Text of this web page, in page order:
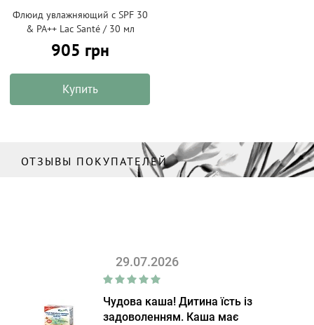
Флюид увлажняющий с SPF 30
& PA++ Lac Santé / 30 мл
905 грн
Купить
ОТЗЫВЫ ПОКУПАТЕЛЕЙ
29.07.2026
Чудова каша! Дитина їсть із
задоволенням. Каша має